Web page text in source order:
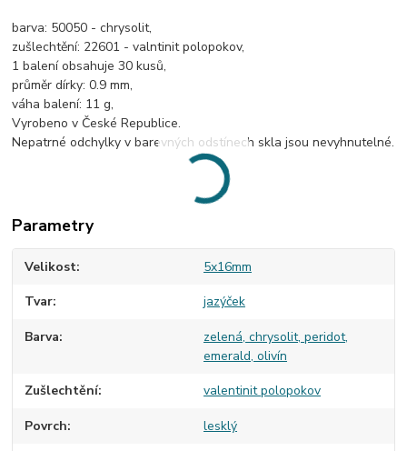
barva: 50050 - chrysolit,
zušlechtění: 22601 - valntinit polopokov,
1 balení obsahuje 30 kusů,
průměr dírky: 0.9 mm,
váha balení: 11 g,
Vyrobeno v České Republice.
Nepatrné odchylky v barevných odstínech skla jsou nevyhnutelné.
Parametry
Velikost 5x16mm
Tvar jazýček
Barva
zelená, chrysolit, peridot,
emerald, olivín
Zušlechtění valentinit polopokov
Povrch lesklý